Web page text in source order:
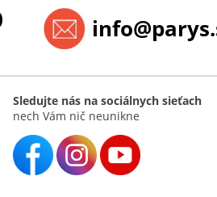
Sledujte nás na sociálnych sieťach
nech Vám nič neunikne